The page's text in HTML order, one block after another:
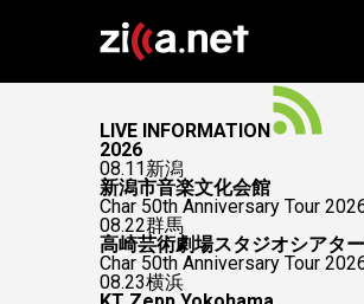
LIVE INFORMATION
2026
08.11新潟
新潟市音楽文化会館
Char 50th Anniversary Tour
08.22群馬
高崎芸術劇場スタジオシアター
Char 50th Anniversary Tour
08.23横浜